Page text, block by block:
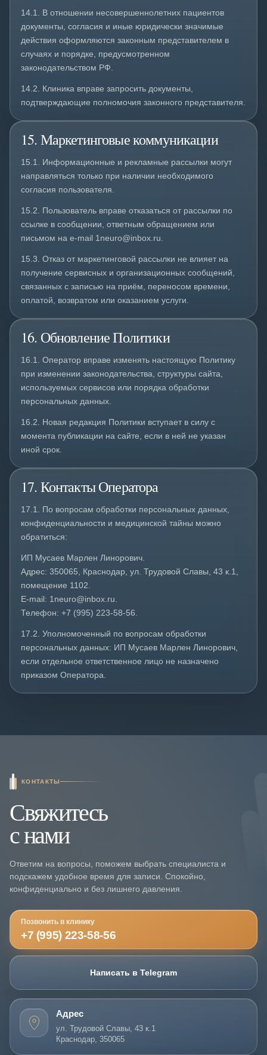
14.1. В отношении несовершеннолетних пациентов
документы, согласия и иные юридически значимые
действия оформляются законным представителем в
случаях и порядке, предусмотренном
законодательством РФ.
14.2. Клиника вправе запросить документы,
подтверждающие полномочия законного представителя.
15. Маркетинговые коммуникации
15.1. Информационные и рекламные рассылки могут
направляться только при наличии необходимого
согласия пользователя.
15.2. Пользователь вправе отказаться от рассылки по
ссылке в сообщении, ответным обращением или
письмом на e-mail 1neuro@inbox.ru.
15.3. Отказ от маркетинговой рассылки не влияет на
получение сервисных и организационных сообщений,
связанных с записью на приём, переносом времени,
оплатой, возвратом или оказанием услуги.
16. Обновление Политики
16.1. Оператор вправе изменять настоящую Политику
при изменении законодательства, структуры сайта,
используемых сервисов или порядка обработки
персональных данных.
16.2. Новая редакция Политики вступает в силу с
момента публикации на сайте, если в ней не указан
иной срок.
17. Контакты Оператора
17.1. По вопросам обработки персональных данных,
конфиденциальности и медицинской тайны можно
обратиться:
ИП Мусаев Марлен Линорович.
Адрес: 350065, Краснодар, ул. Трудовой Славы, 43 к.1,
помещение 1102.
E-mail: 1neuro@inbox.ru.
Телефон: +7 (995) 223-58-56.
17.2. Уполномоченный по вопросам обработки
персональных данных: ИП Мусаев Марлен Линорович,
если отдельное ответственное лицо не назначено
приказом Оператора.
КОНТАКТЫ
Свяжитесь
с нами
Ответим на вопросы, поможем выбрать специалиста и
подскажем удобное время для записи. Спокойно,
конфиденциально и без лишнего давления.
Позвонить в клинику
+7 (995) 223-58-56
Написать в Telegram
Адрес
ул. Трудовой Славы, 43 к.1
Краснодар, 350065